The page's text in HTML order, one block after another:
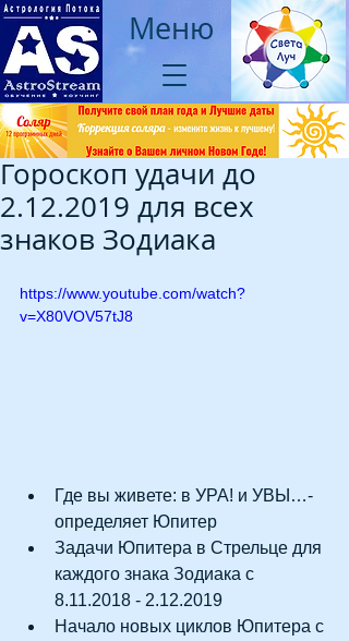
Меню
Гороскоп удачи до
2.12.2019 для всех
знаков Зодиака
https://www.youtube.com/watch?
v=X80VOV57tJ8
Где вы живете: в УРА! и УВЫ…-
определяет Юпитер
Задачи Юпитера в Стрельце для
каждого знака Зодиака с
8.11.2018 - 2.12.2019
Начало новых циклов Юпитера с